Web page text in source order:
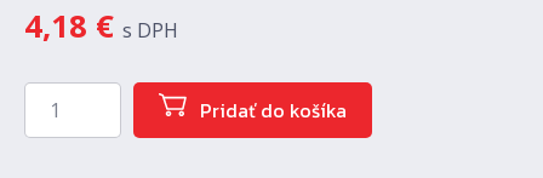
4,18 € s DPH
množstvo Viazací drôt ZN 1.25 / 100m
Pridať do košíka